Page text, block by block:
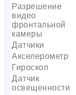
Разрешение
видео
фронтальной
камеры
Датчики
Акселерометр
Гироскоп
Датчик
освещенности